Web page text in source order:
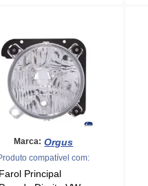
Produto compatível com:
Farol Principal
Pesado Direito VW
Delivery 2005 a
2020 Cromado
Orgus - 2646809
R$ 157,85